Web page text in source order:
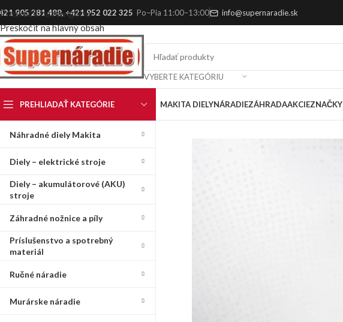
Preskočiť na navigáciu
Preskočiť na hlavný obsah
905 281 488,+421 952 022 325 Po–Pia 11:00–13:00 info@supernaradie.sk
VYBERTE KATEGÓRIU
PREHLIADAŤ KATEGÓRIE
Náhradné diely Makita
Diely – elektrické stroje
Diely – akumulátorové (AKU)
stroje
Záhradné nožnice a píly
Príslušenstvo a spotrebný
materiál
Ručné náradie
Murárske náradie
MAKITA DIELYNÁRADIEZÁHRADAAKCIEZNAČKY